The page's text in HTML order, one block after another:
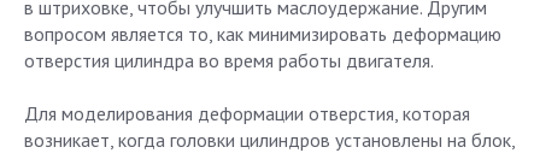
в штриховке, чтобы улучшить маслоудержание. Другим
вопросом является то, как минимизировать деформацию
отверстия цилиндра во время работы двигателя.
Для моделирования деформации отверстия, которая
возникает, когда головки цилиндров установлены на блок,